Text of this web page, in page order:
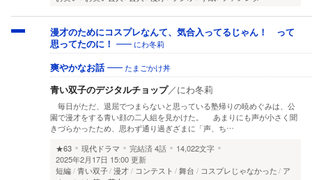
漫才のためにコスプレなんて、気合入ってるじゃん！ って
思ってたのに！
にわ冬莉
爽やかなお話 たまごかけ丼
青い双子のデジタルチョップ／にわ冬莉
毎日がただ、退屈でつまらないと思っている塾帰りの暁めぐみは、公
園で漫才をする青い顔の二人組を見かけた。 あまりにも声が小さく聞
きづらかったため、思わず通り過ぎざまに「声、ち…
★63
現代ドラマ 完結済4話
14,022文字
2025年2月17日 15:00 更新
短編 青い双子 漫才 コンテスト 舞台 コスプレじゃなかった
ア